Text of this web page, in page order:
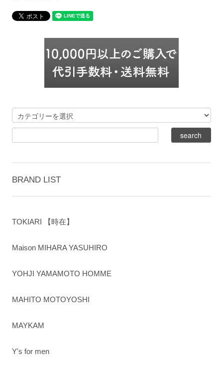
BRAND LIST
TOKIARI 【時在】
Maison MIHARA YASUHIRO
YOHJI YAMAMOTO HOMME
MAHITO MOTOYOSHI
MAYKAM
Y's for men